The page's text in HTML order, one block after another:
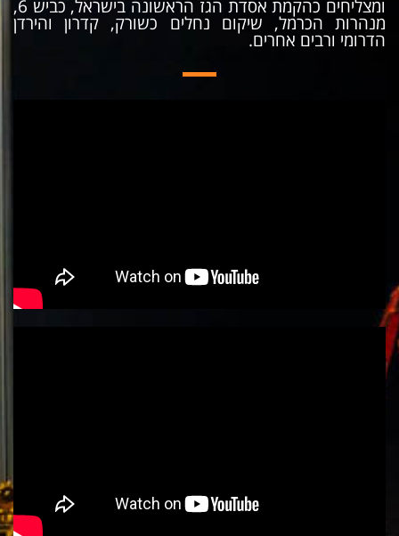
ומצליחים כהקמת אסדת הגז הראשונה בישראל, כביש 6,
מנהרות הכרמל, שיקום נחלים כשורק, קדרון והירדן
הדרומי ורבים אחרים.